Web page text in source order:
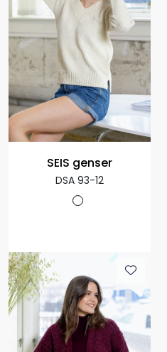
SEIS genser
DSA 93-12